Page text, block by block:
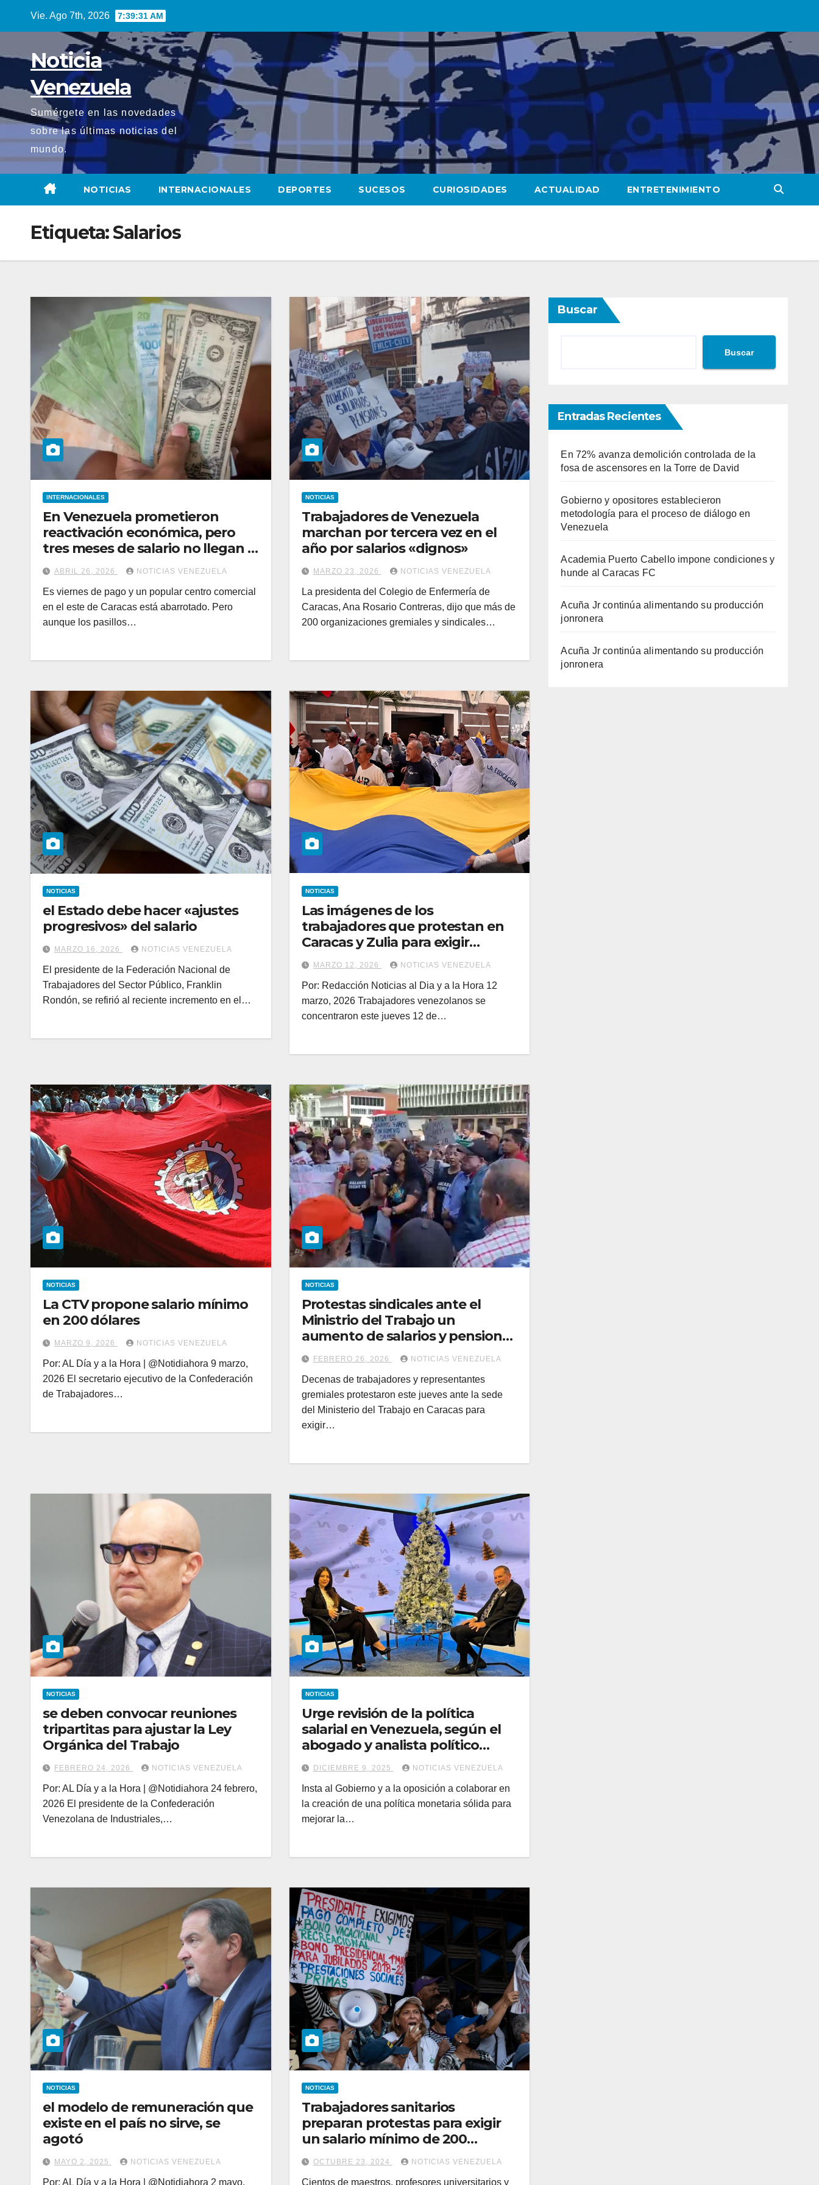
Vie. Ago 7th, 2026 7:39:33 AM
Noticia
Venezuela
Sumérgete en las novedades
sobre las últimas noticias del
mundo.
NOTICIAS INTERNACIONALES DEPORTES SUCESOS CURIOSIDADES ACTUALIDAD ENTRETENIMIENTO
Etiqueta:Salarios
INTERNACIONALES
En Venezuela prometieron
reactivación económica, pero
tres meses de salario no llegan a
un dólar
ABRIL 26, 2026 NOTICIAS VENEZUELA
Es viernes de pago y un popular centro comercial
en el este de Caracas está abarrotado. Pero
aunque los pasillos…
NOTICIAS
Trabajadores de Venezuela
marchan por tercera vez en el
año por salarios «dignos»
MARZO 23, 2026 NOTICIAS VENEZUELA
La presidenta del Colegio de Enfermería de
Caracas, Ana Rosario Contreras, dijo que más de
200 organizaciones gremiales y sindicales…
NOTICIAS
el Estado debe hacer «ajustes
progresivos» del salario
MARZO 16, 2026 NOTICIAS VENEZUELA
El presidente de la Federación Nacional de
Trabajadores del Sector Público, Franklin
Rondón, se refirió al reciente incremento en el…
NOTICIAS
Las imágenes de los
trabajadores que protestan en
Caracas y Zulia para exigir
salarios dignos
MARZO 12, 2026 NOTICIAS VENEZUELA
Por: Redacción Noticias al Dia y a la Hora 12
marzo, 2026 Trabajadores venezolanos se
concentraron este jueves 12 de…
NOTICIAS
La CTV propone salario mínimo
en 200 dólares
MARZO 9, 2026 NOTICIAS VENEZUELA
Por: AL Día y a la Hora | @Notidiahora 9 marzo,
2026 El secretario ejecutivo de la Confederación
de Trabajadores…
NOTICIAS
Protestas sindicales ante el
Ministrio del Trabajo un
aumento de salarios y pensiones
en Venezuela
FEBRERO 26, 2026 NOTICIAS VENEZUELA
Decenas de trabajadores y representantes
gremiales protestaron este jueves ante la sede
del Ministerio del Trabajo en Caracas para
exigir…
NOTICIAS
se deben convocar reuniones
tripartitas para ajustar la Ley
Orgánica del Trabajo
FEBRERO 24, 2026 NOTICIAS VENEZUELA
Por: AL Día y a la Hora | @Notidiahora 24 febrero,
2026 El presidente de la Confederación
Venezolana de Industriales,…
NOTICIAS
Urge revisión de la política
salarial en Venezuela, según el
abogado y analista político
Johel Orta
DICIEMBRE 9, 2025 NOTICIAS VENEZUELA
Insta al Gobierno y a la oposición a colaborar en
la creación de una política monetaria sólida para
mejorar la…
NOTICIAS
el modelo de remuneración que
existe en el país no sirve, se
agotó
MAYO 2, 2025 NOTICIAS VENEZUELA
Por: AL Día y a la Hora | @Notidiahora 2 mayo,
NOTICIAS
Trabajadores sanitarios
preparan protestas para exigir
un salario mínimo de 200
dólares
OCTUBRE 23, 2024 NOTICIAS VENEZUELA
Cientos de maestros, profesores universitarios y
Buscar
Buscar
Entradas Recientes
En 72% avanza demolición controlada de la
fosa de ascensores en la Torre de David
Gobierno y opositores establecieron
metodología para el proceso de diálogo en
Venezuela
Academia Puerto Cabello impone condiciones y
hunde al Caracas FC
Acuña Jr continúa alimentando su producción
jonronera
Acuña Jr continúa alimentando su producción
jonronera